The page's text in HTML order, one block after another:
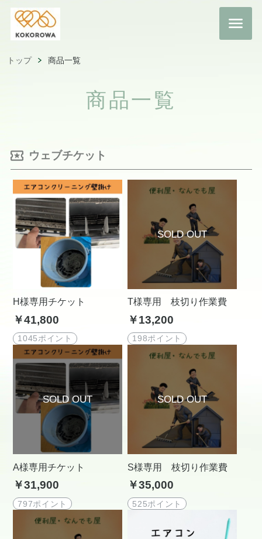
トップ 商品一覧
商品一覧
ウェブチケット
H様専用チケット
￥41,800
1045ポイント
T様専用 枝切り作業費
￥13,200
198ポイント
A様専用チケット
￥31,900
797ポイント
S様専用 枝切り作業費
￥35,000
525ポイント